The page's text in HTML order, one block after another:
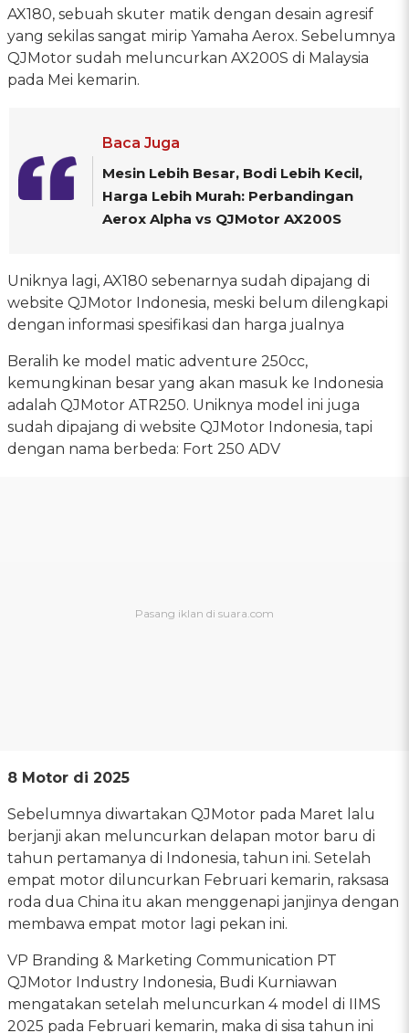
AX180, sebuah skuter matik dengan desain agresif
yang sekilas sangat mirip Yamaha Aerox. Sebelumnya
QJMotor sudah meluncurkan AX200S di Malaysia
pada Mei kemarin.
Baca Juga
Mesin Lebih Besar, Bodi Lebih Kecil,
Harga Lebih Murah: Perbandingan
Aerox Alpha vs QJMotor AX200S
Uniknya lagi, AX180 sebenarnya sudah dipajang di
website QJMotor Indonesia, meski belum dilengkapi
dengan informasi spesifikasi dan harga jualnya
Beralih ke model matic adventure 250cc,
kemungkinan besar yang akan masuk ke Indonesia
adalah QJMotor ATR250. Uniknya model ini juga
sudah dipajang di website QJMotor Indonesia, tapi
dengan nama berbeda: Fort 250 ADV
8 Motor di 2025
Sebelumnya diwartakan QJMotor pada Maret lalu
berjanji akan meluncurkan delapan motor baru di
tahun pertamanya di Indonesia, tahun ini. Setelah
empat motor diluncurkan Februari kemarin, raksasa
roda dua China itu akan menggenapi janjinya dengan
membawa empat motor lagi pekan ini.
VP Branding & Marketing Communication PT
QJMotor Industry Indonesia, Budi Kurniawan
mengatakan setelah meluncurkan 4 model di IIMS
2025 pada Februari kemarin, maka di sisa tahun ini